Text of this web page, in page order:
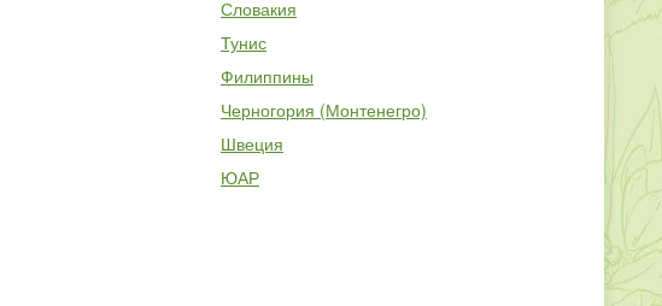
Словакия
Тунис
Филиппины
Черногория (Монтенегро)
Швеция
ЮАР